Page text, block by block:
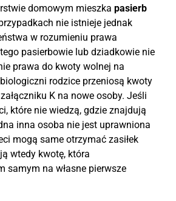
domowym mieszka pasierb
nie istnieje jednak
w rozumieniu prawa
pasierbowie lub dziadkowie nie
prawa do kwoty wolnej na
rodzice przeniosą kwoty
K na nowe osoby. Jeśli
które nie wiedzą, gdzie znajdują
inna osoba nie jest uprawniona
mogą same otrzymać zasiłek
wtedy kwotę, która
samym na własne pierwsze